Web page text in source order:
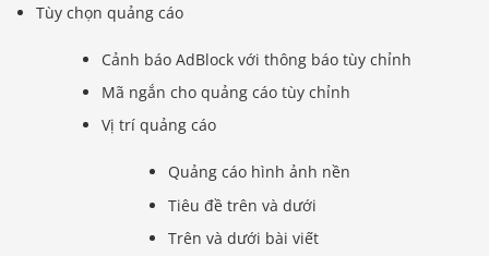
Tùy chọn quảng cáo
Cảnh báo AdBlock với thông báo tùy chỉnh
Mã ngắn cho quảng cáo tùy chỉnh
Vị trí quảng cáo
Quảng cáo hình ảnh nền
Tiêu đề trên và dưới
Trên và dưới bài viết